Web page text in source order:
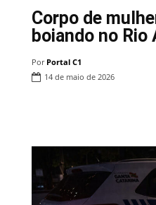
Corpo de
boiando no Rio
Por Portal C1
14 de maio de 2026